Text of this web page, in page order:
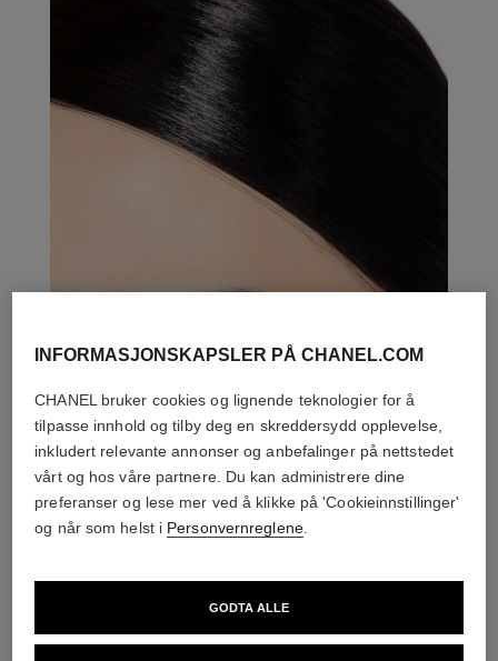
DEN PERFEKTE MATCH
INFORMASJONSKAPSLER PÅ CHANEL.COM
CHANEL bruker cookies og lignende teknologier for å
tilpasse innhold og tilby deg en skreddersydd opplevelse,
inkludert relevante annonser og anbefalinger på nettstedet
vårt og hos våre partnere. Du kan administrere dine
preferanser og lese mer ved å klikke på 'Cookieinnstillinger'
og når som helst i Personvernreglene.
GODTA ALLE